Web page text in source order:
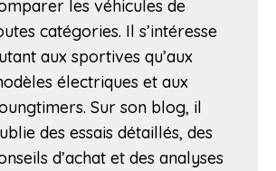
les véhicules de
catégories. Il s’intéresse
aux sportives qu’aux
électriques et aux
Sur son blog, il
des essais détaillés, des
d’achat et des analyses